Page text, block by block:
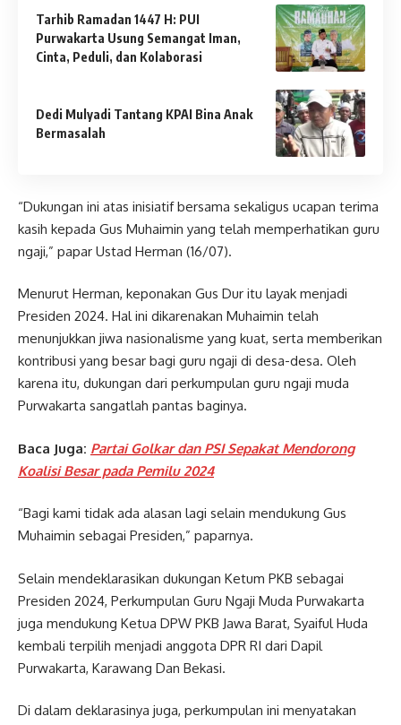
Tarhib Ramadan 1447 H: PUI
Purwakarta Usung Semangat Iman,
Cinta, Peduli, dan Kolaborasi
Dedi Mulyadi Tantang KPAI Bina Anak
Bermasalah
“Dukungan ini atas inisiatif bersama sekaligus ucapan terima
kasih kepada Gus Muhaimin yang telah memperhatikan guru
ngaji,” papar Ustad Herman (16/07).
Menurut Herman, keponakan Gus Dur itu layak menjadi
Presiden 2024. Hal ini dikarenakan Muhaimin telah
menunjukkan jiwa nasionalisme yang kuat, serta memberikan
kontribusi yang besar bagi guru ngaji di desa-desa. Oleh
karena itu, dukungan dari perkumpulan guru ngaji muda
Purwakarta sangatlah pantas baginya.
Baca Juga: Partai Golkar dan PSI Sepakat Mendorong
Koalisi Besar pada Pemilu 2024
“Bagi kami tidak ada alasan lagi selain mendukung Gus
Muhaimin sebagai Presiden,” paparnya.
Selain mendeklarasikan dukungan Ketum PKB sebagai
Presiden 2024, Perkumpulan Guru Ngaji Muda Purwakarta
juga mendukung Ketua DPW PKB Jawa Barat, Syaiful Huda
kembali terpilih menjadi anggota DPR RI dari Dapil
Purwakarta, Karawang Dan Bekasi.
Di dalam deklarasinya juga, perkumpulan ini menyatakan